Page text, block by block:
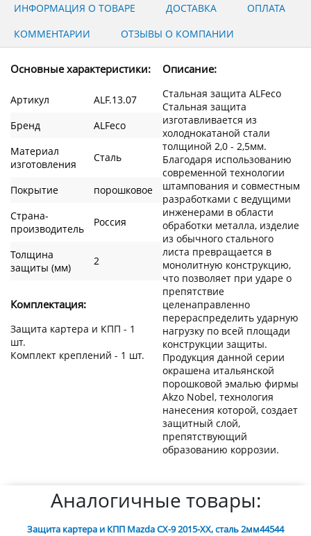
ИНФОРМАЦИЯ О ТОВАРЕ ДОСТАВКА
ОПЛАТА
КОММЕНТАРИИ
ОТЗЫВЫ О КОМПАНИИ
Основные характеристики:
Артикул
ALF.13.07
Бренд
ALFeco
Материал
изготовления
Сталь
Покрытие
порошковое
Страна-
производитель
Россия
Толщина
защиты (мм)
2
Комплектация:
Защита картера и КПП - 1
шт.
Комплект креплений - 1 шт.
Описание:
Стальная защита ALFeco
Стальная защита
изготавливается из
холоднокатаной стали
толщиной 2,0 - 2,5мм.
Благодаря использованию
современной технологии
штампования и совместным
разработками с ведущими
инженерами в области
обработки металла, изделие
из обычного стального
листа превращается в
монолитную конструкцию,
что позволяет при ударе о
препятствие
целенаправленно
перераспределить ударную
нагрузку по всей площади
конструкции защиты.
Продукция данной серии
окрашена итальянской
порошковой эмалью фирмы
Akzo Nobel, технология
нанесения которой, создает
защитный слой,
препятствующий
образованию коррозии.
Аналогичные товары:
Защита картера и КПП Mazda CX-9 2015-XX, сталь 2мм44544